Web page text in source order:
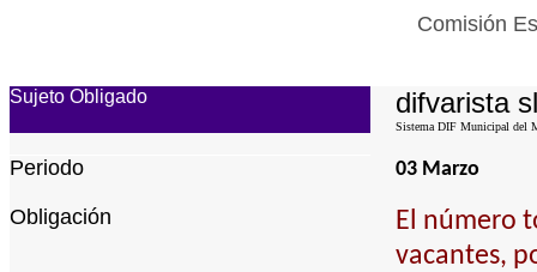
Comisión
Sujeto Obligado difvarista
Sistema DIF Municipal del
Periodo 03 Marzo
Obligación
El número
vacantes,